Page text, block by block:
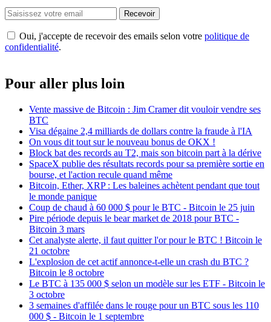
Recevoir
Oui, j'accepte de recevoir des emails selon votre politique de
confidentialité.
Pour aller plus loin
Vente massive de Bitcoin : Jim Cramer dit vouloir vendre ses
BTC
Visa dégaine 2,4 milliards de dollars contre la fraude à l'IA
On vous dit tout sur le nouveau bonus de OKX !
Block bat des records au T2, mais son bitcoin part à la dérive
SpaceX publie des résultats records pour sa première sortie en
bourse, et l'action recule quand même
Bitcoin, Ether, XRP : Les baleines achètent pendant que tout
le monde panique
Coup de chaud à 60 000 $ pour le BTC - Bitcoin le 25 juin
Pire période depuis le bear market de 2018 pour BTC -
Bitcoin 3 mars
Cet analyste alerte, il faut quitter l'or pour le BTC ! Bitcoin le
21 octobre
L'explosion de cet actif annonce-t-elle un crash du BTC ?
Bitcoin le 8 octobre
Le BTC à 135 000 $ selon un modèle sur les ETF - Bitcoin le
3 octobre
3 semaines d'affilée dans le rouge pour un BTC sous les 110
000 $ - Bitcoin le 1 septembre